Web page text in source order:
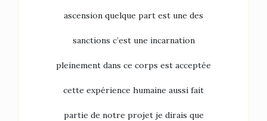
ascension quelque part est une des
sanctions c’est une incarnation
pleinement dans ce corps est acceptée
cette expérience humaine aussi fait
partie de notre projet je dirais que